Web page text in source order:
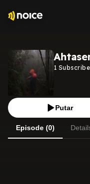
1
Putar
Episode (0)